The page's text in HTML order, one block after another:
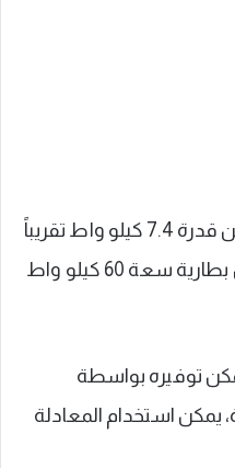
يتطلب شاحن قدرة 7.4 كيلو واط تقريباً
8 ساعات حتى يتمكن من شحن بطارية سعة 60 كيلو واط
توفيره بواسطة
يمكن استخدام المعادلة